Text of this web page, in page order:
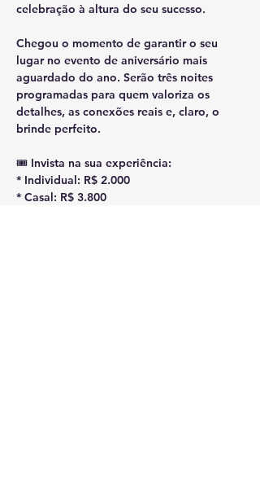
celebração à altura do seu sucesso.
​Chegou o momento de garantir o seu
lugar no evento de aniversário mais
aguardado do ano. Serão três noites
programadas para quem valoriza os
detalhes, as conexões reais e, claro, o
brinde perfeito.
​🎟️ Invista na sua experiência:
* Individual: R$ 2.000
* Casal: R$ 3.800